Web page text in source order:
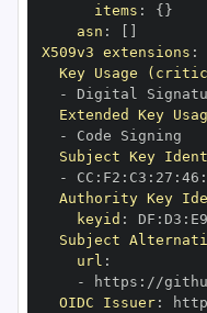
items : { }
asn :
X509v3 extensions :
Key Usage
-
Extended Key
-
Subject Key
-
CC : F2 : C3 : 27 : 46 :
Authority Key
keyid : DF : D3 : E9
Subject
url :
-
https : //
OIDC Issuer: